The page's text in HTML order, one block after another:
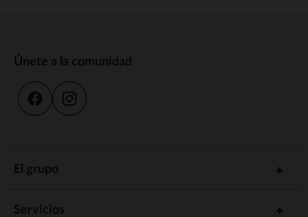
Únete a la comunidad
El grupo
Servicios